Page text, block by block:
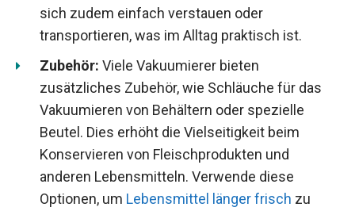
sich zudem einfach verstauen oder
transportieren, was im Alltag praktisch ist.
Zubehör: Viele Vakuumierer bieten
zusätzliches Zubehör, wie Schläuche für das
Vakuumieren von Behältern oder spezielle
Beutel. Dies erhöht die Vielseitigkeit beim
Konservieren von Fleischprodukten und
anderen Lebensmitteln. Verwende diese
Optionen, um Lebensmittel länger frisch zu